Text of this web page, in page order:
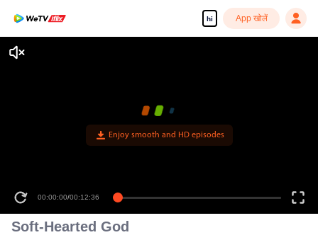
hi App खोलें
Enjoy smooth and HD episodes
00:00:00/00:12:36
Soft-Hearted God